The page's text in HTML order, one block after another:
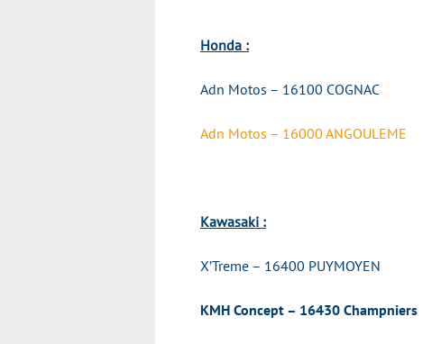
Honda :
Adn Motos – 16100 COGNAC
Adn Motos – 16000 ANGOULEME
Kawasaki :
X’Treme – 16400 PUYMOYEN
KMH Concept – 16430 Champniers